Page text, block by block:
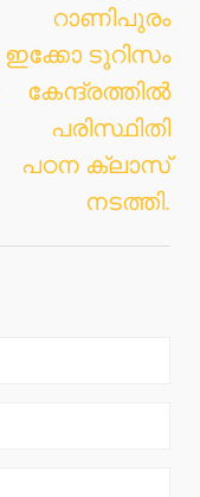
റാണിപുരം
ഇക്കോ ടൂറിസം
കേന്ദ്രത്തിൽ
പരിസ്ഥിതി
പഠന ക്ലാസ്
നടത്തി.